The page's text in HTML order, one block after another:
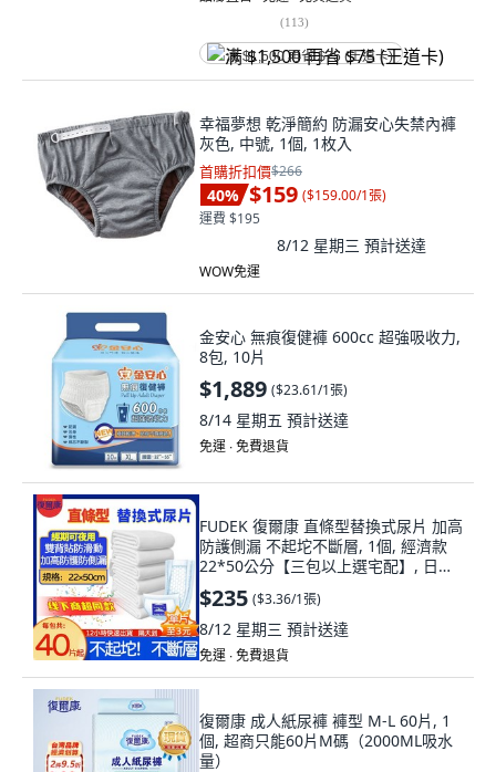
(113)
满 $1,500 再省 $75 (王道卡)
幸福夢想 乾淨簡約 防漏安心失禁內褲
灰色, 中號, 1個, 1枚入
首購折扣價$266
40% $159 ($159.00/1張)
運費 $195
8/12 星期三 預計送達
WOW免運
金安心 無痕復健褲 600cc 超強吸收力,
8包, 10片
$1,889 ($23.61/1張)
8/14 星期五 預計送達
免運 ∙ 免費退貨
FUDEK 復爾康 直條型替換式尿片 加高
防護側漏 不起坨不斷層, 1個, 經濟款
22*50公分【三包以上選宅配】, 日用,
70片
$235 ($3.36/1張)
8/12 星期三 預計送達
免運 ∙ 免費退貨
復爾康 成人紙尿褲 褲型 M-L 60片, 1
個, 超商只能60片M碼（2000ML吸水
量）